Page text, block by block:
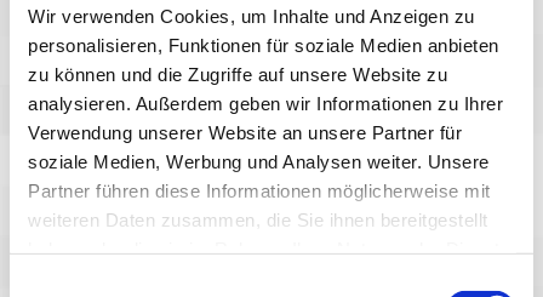
Wir verwenden Cookies, um Inhalte und Anzeigen zu
personalisieren, Funktionen für soziale Medien anbieten
zu können und die Zugriffe auf unsere Website zu
analysieren. Außerdem geben wir Informationen zu Ihrer
Verwendung unserer Website an unsere Partner für
soziale Medien, Werbung und Analysen weiter. Unsere
Partner führen diese Informationen möglicherweise mit
weiteren Daten zusammen, die Sie ihnen bereitgestellt
anderen Vertragsstaaten des Abkommens über den
Europäischen Wirtschaftsraum zuvor gekürzt. Nur in
Ausnahmefällen wird die volle IP-Adresse an einen
Server von Google in den USA übertragen und dort
gekürzt. Im Auftrag des Betreibers dieser Website
wird Google diese Informationen benutzen, um Ihre
Nutzung der Website auszuwerten, um Reports
über die Websiteaktivitäten zusammenzustellen und